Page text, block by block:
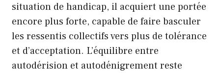
situation de handicap, il acquiert une portée
encore plus forte, capable de faire basculer
les ressentis collectifs vers plus de tolérance
et d’acceptation. L’équilibre entre
autodérision et autodénigrement reste